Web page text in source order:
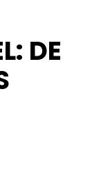
DE